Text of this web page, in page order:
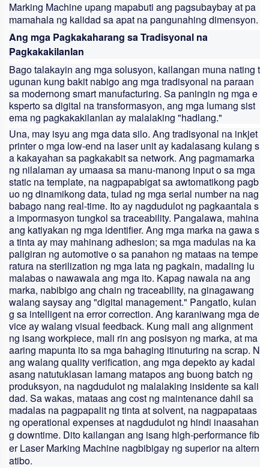
Marking Machine upang mapabuti ang pagsubaybay at pa
mamahala ng kalidad sa apat na pangunahing dimensyon.
Ang mga Pagkakaharang sa Tradisyonal na
Pagkakakilanlan
Bago talakayin ang mga solusyon, kailangan muna nating t
ugunan kung bakit nabigo ang mga tradisyonal na paraan
sa modernong smart manufacturing. Sa paningin ng mga e
ksperto sa digital na transformasyon, ang mga lumang sist
ema ng pagkakakilanlan ay malalaking "hadlang."
Una, may isyu ang mga data silo. Ang tradisyonal na inkjet
printer o mga low-end na laser unit ay kadalasang kulang s
a kakayahan sa pagkakabit sa network. Ang pagmamarka
ng nilalaman ay umaasa sa manu-manong input o sa mga
static na template, na nagpapabigat sa awtomatikong pagb
uo ng dinamikong data, tulad ng mga serial number na nag
babago nang real-time. Ito ay nagdudulot ng pagkaantala s
a impormasyon tungkol sa traceability. Pangalawa, mahina
ang katiyakan ng mga identifier. Ang mga marka na gawa s
a tinta ay may mahinang adhesion; sa mga madulas na ka
paligiran ng automotive o sa panahon ng mataas na tempe
ratura na sterilization ng mga lata ng pagkain, madaling lu
malabas o nawawala ang mga ito. Kapag nawala na ang
marka, nabibigo ang chain ng traceability, na ginagawang
walang saysay ang "digital management." Pangatlo, kulan
g sa intelligent na error correction. Ang karaniwang mga de
vice ay walang visual feedback. Kung mali ang alignment
ng isang workpiece, mali rin ang posisyon ng marka, at ma
aaring mapunta ito sa mga bahaging itinuturing na scrap. N
ang walang quality verification, ang mga depekto ay kadal
asang natutuklasan lamang matapos ang buong batch ng
produksyon, na nagdudulot ng malalaking insidente sa kali
dad. Sa wakas, mataas ang cost ng maintenance dahil sa
madalas na pagpapalit ng tinta at solvent, na nagpapataas
ng operational expenses at nagdudulot ng hindi inaasahan
g downtime. Dito kailangan ang isang high-performancefib
er Laser Marking Machine nagbibigay ng superior na altern
atibo.